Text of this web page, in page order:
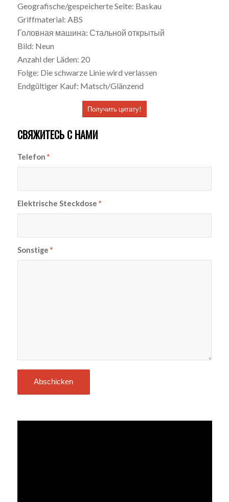
Geografische/gespeicherte Seite: Baskau
Griffmaterial: ABS
Головная машина: Стальной открытый
Bild: Neun
Anzahl der Läden: 20
Folge: Die schwarze Linie wird verlassen
Endgültiger Kauf: Matsch/Glänzend
Получить цитату!
СВЯЖИТЕСЬ С НАМИ
Telefon *
Elektrische Steckdose *
Sonstige *